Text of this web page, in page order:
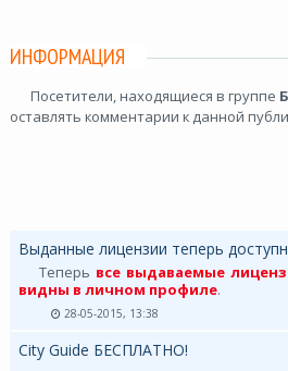
ИНФОРМАЦИЯ
Посетители, находящиеся в группе
оставлять комментарии к данной
Выданные лицензии теперь
Теперь все выдаваемые
видны в личном профиле.
28-05-2015, 13:38
City Guide БЕСПЛАТНО!